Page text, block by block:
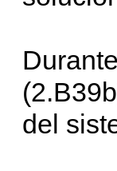
Durante
del